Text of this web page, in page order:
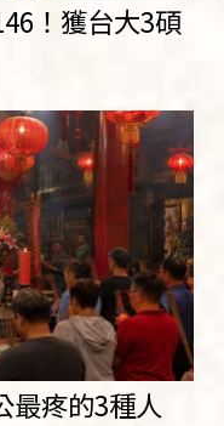
！獲台大3碩
最疼的3種人